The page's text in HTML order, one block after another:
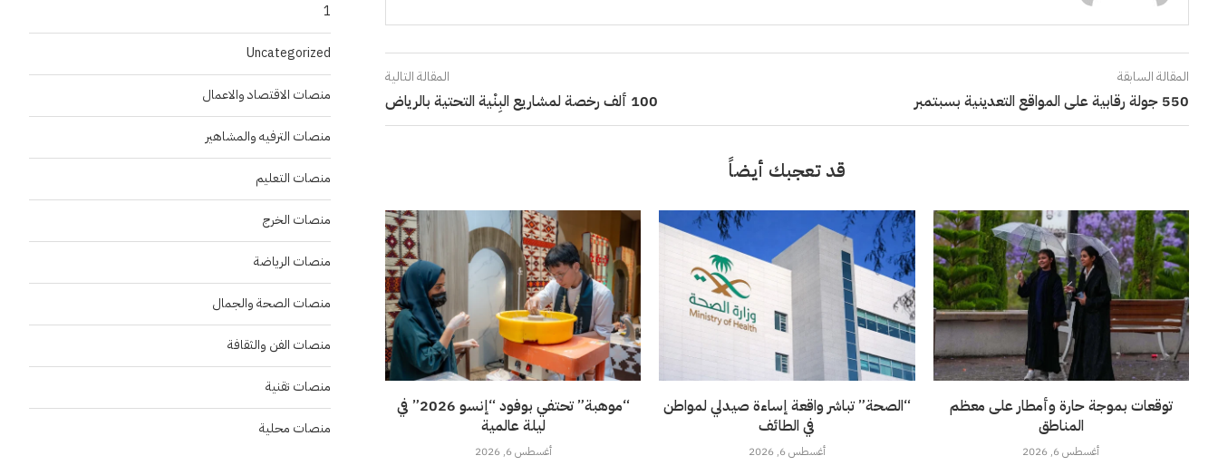
المقالة السابقة
550 جولة رقابية على المواقع التعدينية بسبتمبر
المقالة التالية
100 ألف رخصة لمشاريع البِنْية التحتية بالرياض
قد تعجبك أيضاً
“موهبة” تحتفي بوفود “إنسو 2026” في
ليلة عالمية
أغسطس 6, 2026
“الصحة” تباشر واقعة إساءة صيدلي لمواطن
في الطائف
أغسطس 6, 2026
توقعات بموجة حارة وأمطار على معظم
المناطق
أغسطس 6, 2026
1
Uncategorized
منصات الاقتصاد والاعمال
منصات الترفيه والمشاهير
منصات التعليم
منصات الخرج
منصات الرياضة
منصات الصحة والجمال
منصات الفن والثقافة
منصات تقنية
منصات محلية